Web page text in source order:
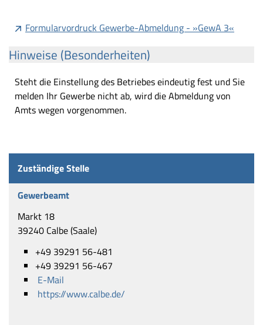
Formularvordruck Gewerbe-Abmeldung - »GewA 3«
Hinweise (Besonderheiten)
Steht die Einstellung des Betriebes eindeutig fest und Sie
melden Ihr Gewerbe nicht ab, wird die Abmeldung von
Amts wegen vorgenommen.
Zuständige Stelle
Gewerbeamt
Markt 18
39240 Calbe (Saale)
+49 39291 56-481
+49 39291 56-467
E-Mail
https://www.calbe.de/